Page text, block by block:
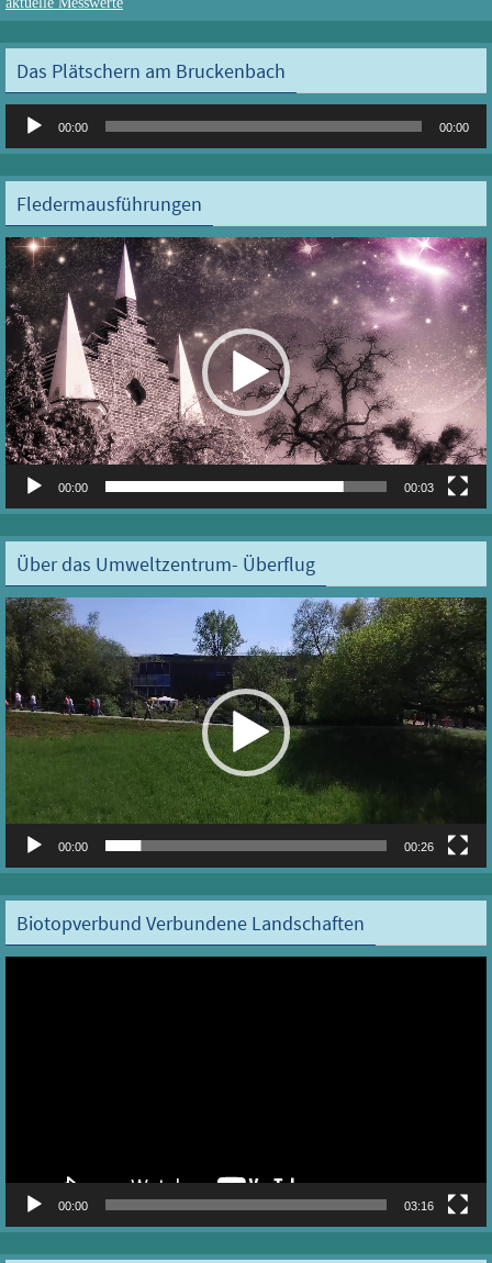
Das Plätschern am Bruckenbach
Audio-
00:00 00:00
Fledermausführungen
Video-
Player
00:00 00:03
Über das Umweltzentrum- Überflug
Video-
Player
00:00 00:26
Biotopverbund Verbundene Landschaften
00:00 03:16